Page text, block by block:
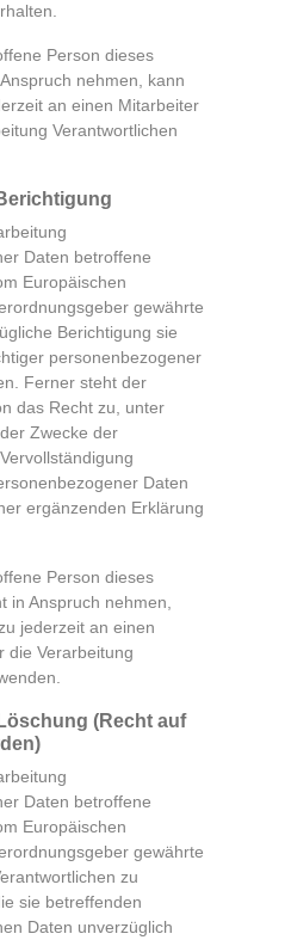
Person dieses
nehmen, kann
an einen Mitarbeiter
Verantwortlichen
Daten betroffene
Europäischen
gewährte
Berichtigung sie
personenbezogener
Ferner steht der
das Recht zu, unter
Zwecke der
Daten
ergänzenden Erklärung
Person dieses
in Anspruch nehmen,
jederzeit an einen
die Verarbeitung
(Recht auf
Daten betroffene
Europäischen
gewährte
zu
sie betreffenden
Daten unverzüglich